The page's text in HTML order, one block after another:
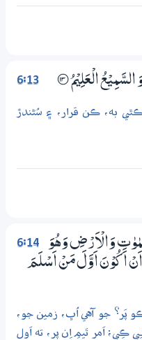
6:13 الْعَلِيْمُ ؀13
به، ڪن قرار، ۽ سُڻندڙ
6:14
وَالْاَرْضِ وَهُوَ
اَكُوْنَ اَوَّلَ مَنْ اَسْلَمَ
ڪو پَر؟ جو آهي اُڀ، زمين جو،
ڪِي؛ اَمر ٿيمِ اِن پر، ته اَول